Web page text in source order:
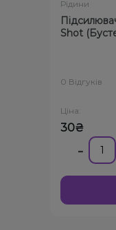
Рідини
Shot
0 Відгуків
Ціна:
30₴
-